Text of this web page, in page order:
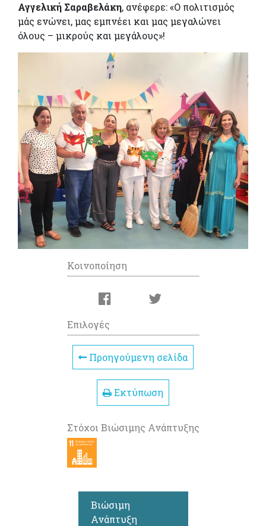
Αγγελική Σαραβελάκη, ανέφερε: «Ο πολιτισμός
μάς ενώνει, μας εμπνέει και μας μεγαλώνει
όλους – μικρούς και μεγάλους»!
Κοινοποίηση
Επιλογές
Προηγούμενη σελίδα
Εκτύπωση
Στόχοι Βιώσιμης Ανάπτυξης
Βιώσιμη
Ανάπτυξη